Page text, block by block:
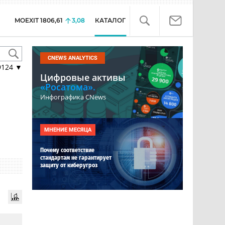
MOEXIT 1806,61 3,08 КАТАЛОГ
▼
CNEWS ANALYTICS
Цифровые активы
«Росатома».
Инфографика CNews
МНЕНИЕ МЕСЯЦА
Почему соответствие
стандартам не гарантирует
защиту от киберугроз